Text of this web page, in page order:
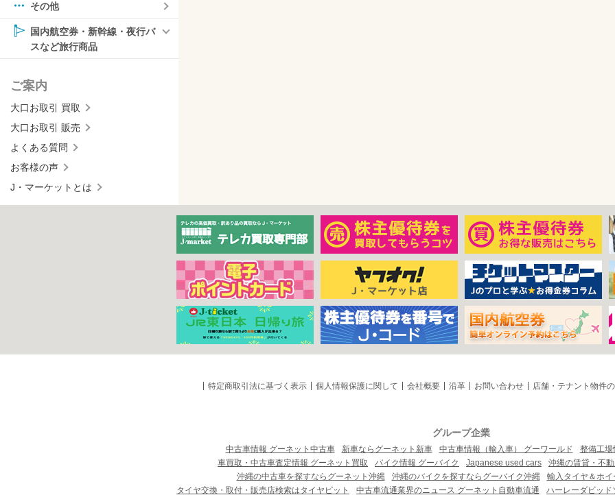
その他
国内航空券・新幹線・夜行バ
スなど旅行商品
ご案内
大口お取引 買取
大口お取引 販売
よくある質問
お客様の声
J・マーケットとは
特定商取引法に基づく表示 個人情報保護に関して 会社概要 沿革 お問い合わせ 店舗・テナント物件
グループ企業
中古車情報 グーネット中古車 新車ならグーネット新車 中古車情報（輸入車） グーワールド
整備工場
車買取・中古車査定情報 グーネット買取
バイク情報 グーバイク Japanese used cars
沖縄の賃貸・不
沖縄の中古車を探すならグーネット沖縄
沖縄のバイクを探すならグーバイク沖縄
輸入タイヤ＆ホ
タイヤ交換・取付・販売店検索はタイヤピット
中古車流通業界のニュース グーネット自動車流通 ハーレーダビッ